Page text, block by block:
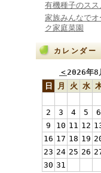
有機種子のスス
家族みんなでオ
ク家庭菜園
カレンダー
＜2026年8
日
月 火 水
2
3 4 5 6
9
10 11 12
16 17 18 19
23 24 25 26
30 31